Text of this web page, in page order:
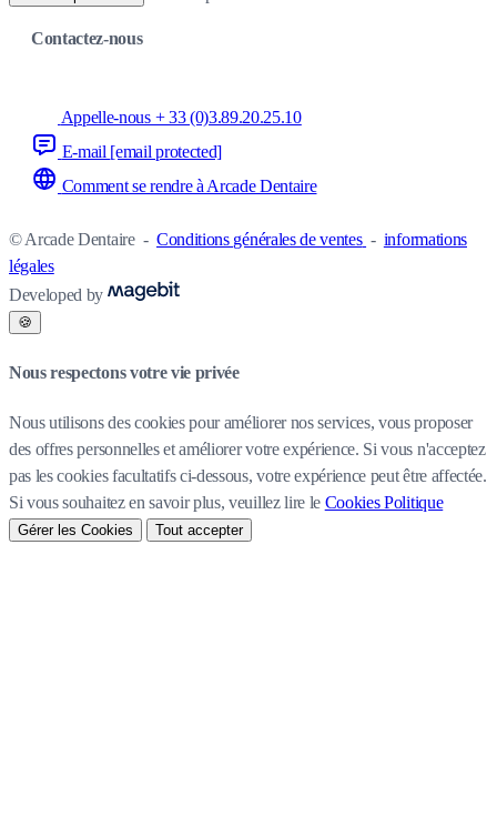
Contactez-nous
Appelle-nous + 33 (0)3.89.20.25.10
E-mail [email protected]
Comment se rendre à Arcade Dentaire
© Arcade Dentaire - Conditions générales de ventes - informations
légales
Developed by
🍪
Nous respectons votre vie privée
Nous utilisons des cookies pour améliorer nos services, vous proposer
des offres personnelles et améliorer votre expérience. Si vous n'acceptez
pas les cookies facultatifs ci-dessous, votre expérience peut être affectée.
Si vous souhaitez en savoir plus, veuillez lire le Cookies Politique
Gérer les Cookies Tout accepter